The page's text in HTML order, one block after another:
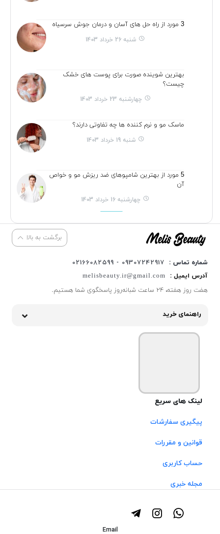
3 مورد از راه حل های آسان و درمان جوش سرسیاه
شنبه 26 خرداد 1403
بهترین شوینده صورت برای پوست های خشک
چیست؟
چهارشنبه 23 خرداد 1403
ماسک مو و نرم کننده ها چه تفاوتی دارند؟
شنبه 19 خرداد 1403
5 مورد از بهترین شامپوهای ضد ریزش مو و خواص
آن
چهارشنبه 16 خرداد 1403
برگشت به بالا
شماره تماس :
09307242917 - 02166082599
آدرس ایمیل :
melisbeauty.ir@gmail.com
هفت روز هفته، ۲۴ ساعت شبانه‌روز پاسخگوی شما هستیم.
راهنمای خرید
لینک های سریع
پیگیری سفارشات
قوانین و مقررات
حساب کاربری
مجله خبری
Email